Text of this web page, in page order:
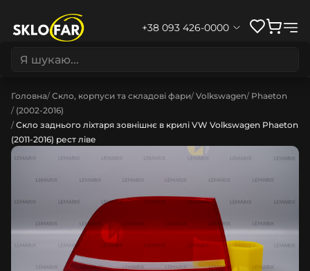
+38 093 426-0000
Головна Скло, корпуси та складові фари Volkswagen Phaeton
(2002-2016)
Скло заднього ліхтаря зовнішнє в крилі VW Volkswagen Phaeton
(2011-2016) рест ліве